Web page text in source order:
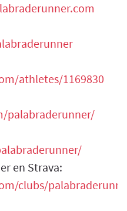
athletes/1169830
palabraderunner/
en Strava:
clubs/